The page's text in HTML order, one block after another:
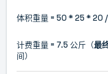
体积重量 = 50 * 25 * 20
计费重量 = 7.5 公斤 （最
间）